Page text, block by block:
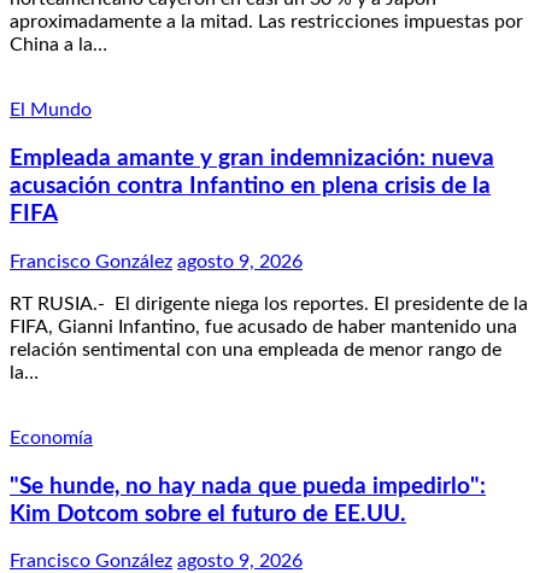
aproximadamente a la mitad. Las restricciones impuestas por
China a la…
El Mundo
Empleada amante y gran indemnización: nueva
acusación contra Infantino en plena crisis de la
FIFA
Francisco González agosto 9, 2026
RT RUSIA.- El dirigente niega los reportes. El presidente de la
FIFA, Gianni Infantino, fue acusado de haber mantenido una
relación sentimental con una empleada de menor rango de
la…
Economía
"Se hunde, no hay nada que pueda impedirlo":
Kim Dotcom sobre el futuro de EE.UU.
Francisco González agosto 9, 2026